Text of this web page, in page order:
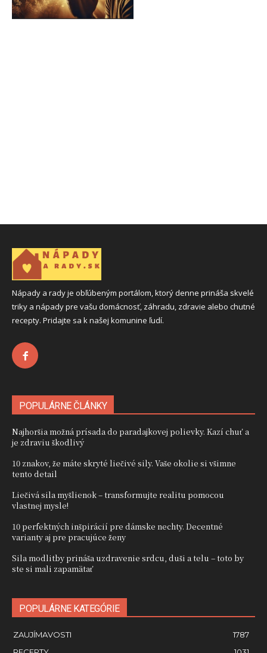
Nápady a rady je obľúbeným portálom, ktorý denne prináša skvelé
triky a nápady pre vašu domácnosť, záhradu, zdravie alebo chutné
recepty. Pridajte sa k našej komunine ľudí.
POPULÁRNE ČLÁNKY
Najhoršia možná prísada do paradajkovej polievky. Kazí chuť a
je zdraviu škodlivý
10 znakov, že máte skryté liečivé sily. Vaše okolie si všimne
tento detail
Liečivá sila myšlienok – transformujte realitu pomocou
vlastnej mysle!
10 perfektných inšpirácií pre dámske nechty. Decentné
varianty aj pre pracujúce ženy
Sila modlitby prináša uzdravenie srdcu, duši a telu – toto by
ste si mali zapamätať
POPULÁRNE KATEGÓRIE
ZAUJÍMAVOSTI
1787